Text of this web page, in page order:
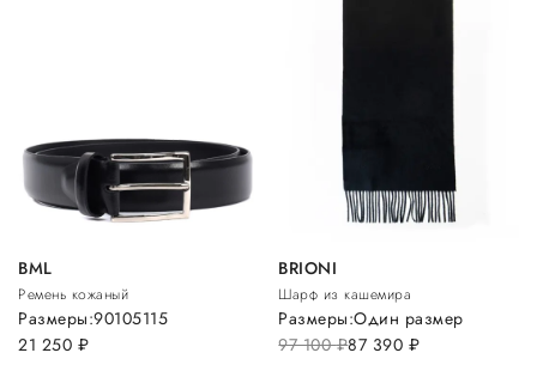
BML
Ремень кожаный
21 250 руб.
Размеры:90105115
BRIONI
Шарф из кашемира
97 100руб.87 390 руб.
Размеры:Один размер